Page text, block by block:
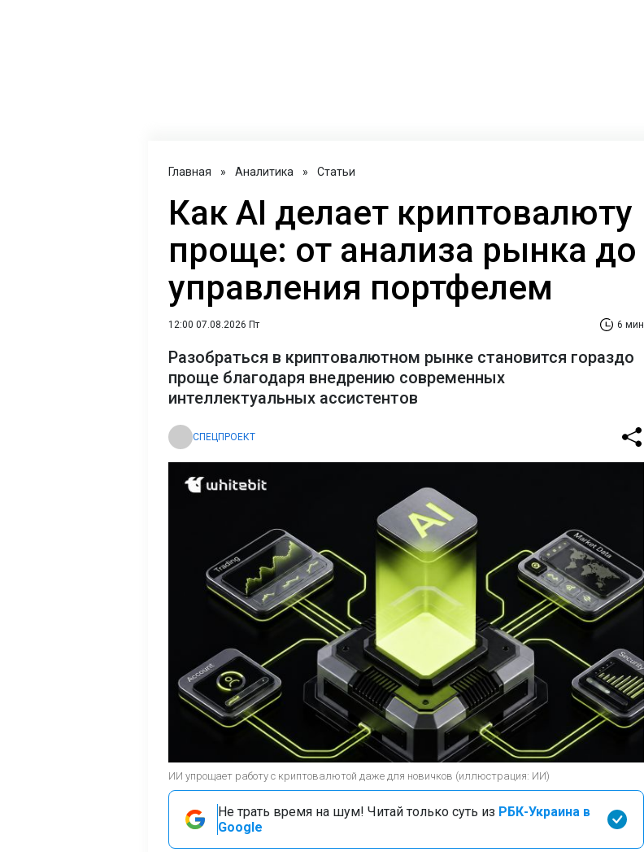
Главная » Аналитика » Статьи
Как AI делает криптовалюту
проще: от анализа рынка до
управления портфелем
12:00 07.08.2026 Пт 6 мин
Разобраться в криптовалютном рынке становится гораздо
проще благодаря внедрению современных
интеллектуальных ассистентов
СПЕЦПРОЕКТ
ИИ упрощает работу с криптовалютой даже для новичков (иллюстрация: ИИ)
Не трать время на шум! Читай только суть из РБК-Украина в
Google